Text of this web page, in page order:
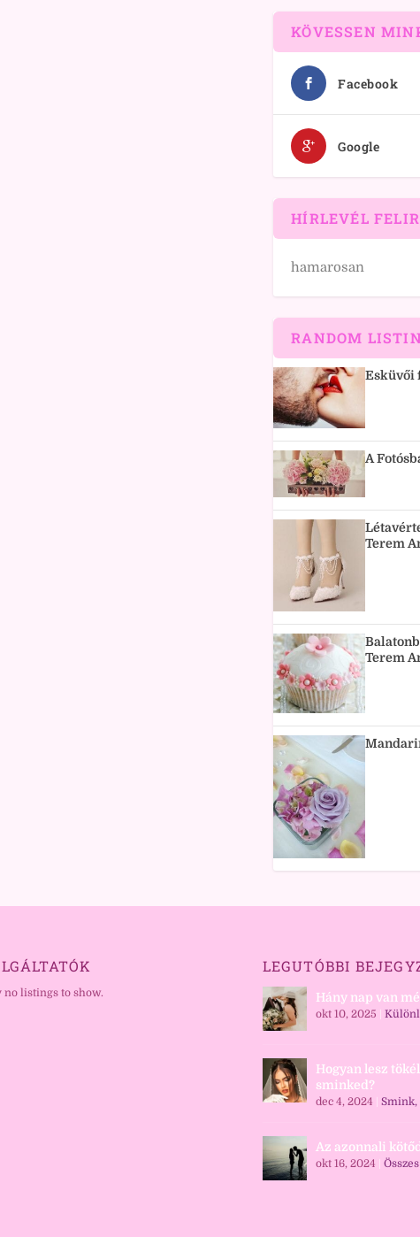
KÖVESSEN
Facebook
Google
HÍRLEVÉL
hamarosan
RANDOM
Esküvői
A
Terem
Terem
listings to show.
LEGUTÓBBI
Hány nap van
okt 10, 2025
Hogyan lesz
sminked?
dec 4, 2024
Az azonnali
okt 16, 2024 Összes,